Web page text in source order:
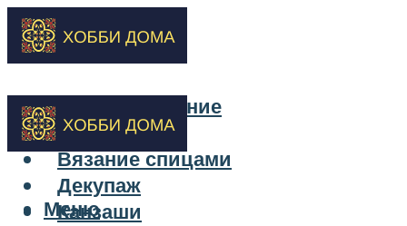
Бисероплетение
Вышивка
Вязание спицами
Декупаж
Канзаши
Меню